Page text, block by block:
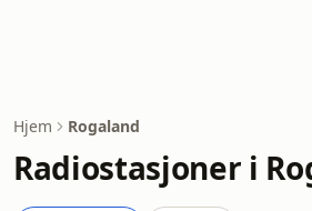
Hjem Rogaland
Radiostasjoner i